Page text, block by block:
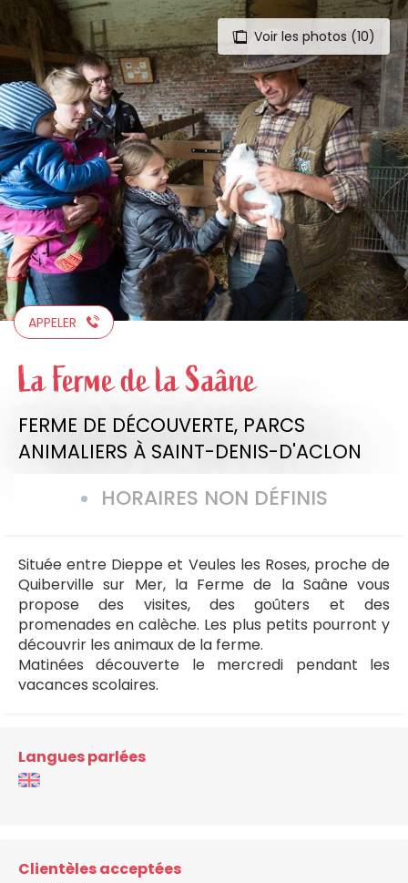
Aller
au
contenu
principal
Voir les photos (10)
APPELER
La Ferme de la Saâne
FERME DE DÉCOUVERTE, PARCS
ANIMALIERS À SAINT-DENIS-D'ACLON
HORAIRES NON DÉFINIS
Située entre Dieppe et Veules les Roses, proche de
Quiberville sur Mer, la Ferme de la Saâne vous
propose des visites, des goûters et des
promenades en calèche. Les plus petits pourront y
découvrir les animaux de la ferme.
Matinées découverte le mercredi pendant les
vacances scolaires.
Langues parlées
Clientèles acceptées